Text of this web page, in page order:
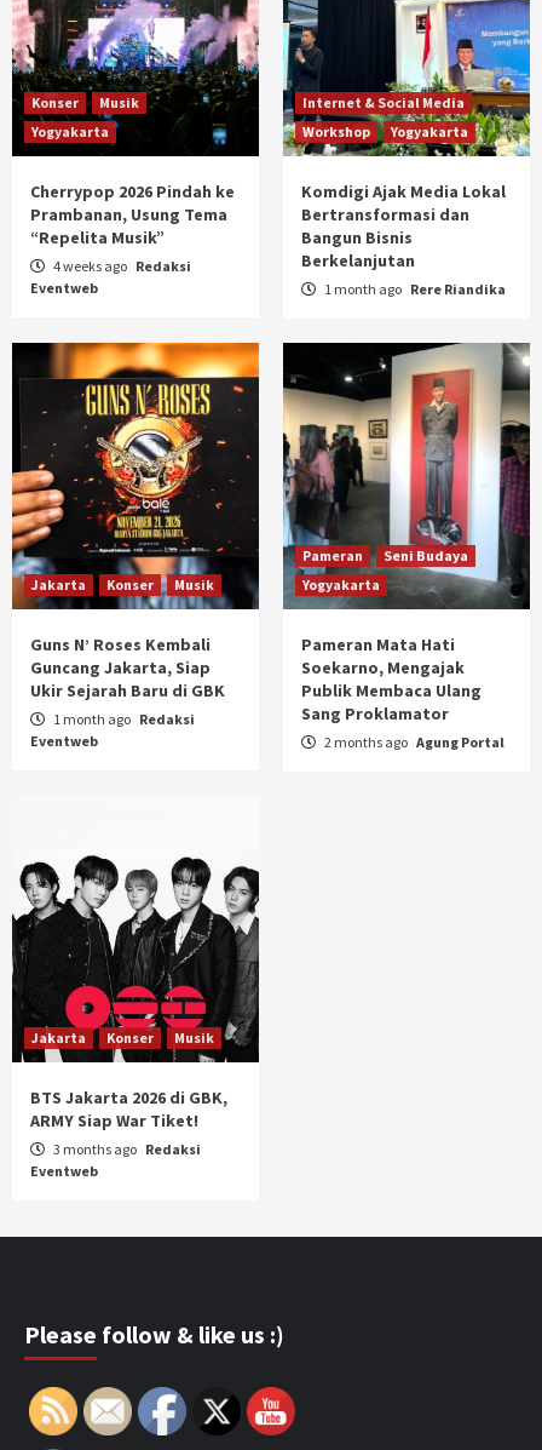
Konser
Musik
Yogyakarta
Cherrypop 2026 Pindah ke
Prambanan, Usung Tema
“Repelita Musik”
4 weeks ago Redaksi
Eventweb
Internet & Social Media
Workshop
Yogyakarta
Komdigi Ajak Media Lokal
Bertransformasi dan
Bangun Bisnis
Berkelanjutan
1 month ago Rere Riandika
Jakarta Konser Musik
Guns N’ Roses Kembali
Guncang Jakarta, Siap
Ukir Sejarah Baru di GBK
1 month ago Redaksi
Eventweb
Pameran
Seni Budaya
Yogyakarta
Pameran Mata Hati
Soekarno, Mengajak
Publik Membaca Ulang
Sang Proklamator
2 months ago Agung Portal
Jakarta Konser Musik
BTS Jakarta 2026 di GBK,
ARMY Siap War Tiket!
3 months ago Redaksi
Eventweb
Please follow & like us :)